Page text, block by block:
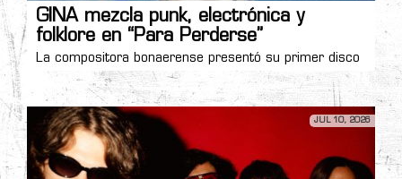
GINA mezcla punk, electrónica y
folklore en “Para Perderse”
La compositora bonaerense presentó su primer disco
JUL 10, 2026